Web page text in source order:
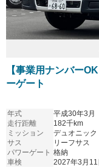
【事業用ナンバー
ーゲート
年式
平成30年3月
走行距離
182千km
ミッション
デュオニック
サス
リーフサス
パワーゲート 格納
車検
2027年3月11